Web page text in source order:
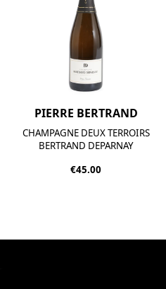
PIERRE BERTRAND
CHAMPAGNE DEUX TERROIRS
BERTRAND DEPARNAY
€45.00